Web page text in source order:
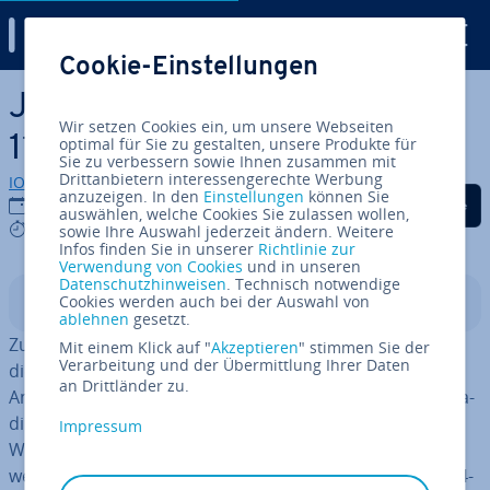
Zum Haupt­in­halt springen
Java in­stal­lie­ren in Windows
11 | Schritt für Schritt
IONOS Redaktion
24.09.2024
4 mins
Auf Facebook teilen
Auf Twitter teilen
Auf LinkedIn
In­halts­ver­zeich­nis
Zu den Vorteilen der Java-Pro­gram­mier­spra­che zählen
die platt­form­über­grei­fen­de Funk­tio­na­li­tät, die sichere
Anwendung sowie prak­ti­sche Funk­tio­nen wie Mul­ti­th­re­a­
ding – auch im neuen Windows 11. Bevor Sie Java in
Windows 11 in­stal­lie­ren, sollten Sie jedoch prüfen,
welche Version Sie benötigen: Java für 32-Bit oder für 64-
Cookie-Einstellungen
Wir setzen Cookies ein, um unsere Webseiten
optimal für Sie zu gestalten, unsere Produkte für
Sie zu verbessern sowie Ihnen zusammen mit
Drittanbietern interessengerechte Werbung
anzuzeigen. In den Einstellungen können Sie
auswählen, welche Cookies Sie zulassen wollen,
sowie Ihre Auswahl jederzeit ändern. Weitere
Infos finden Sie in unserer Richtlinie zur
Verwendung von Cookies und in unseren
Datenschutzhinweisen. Technisch notwendige
Cookies werden auch bei der Auswahl von
ablehnen gesetzt.
Mit einem Klick auf "Akzeptieren" stimmen Sie der
Verarbeitung und der Übermittlung Ihrer Daten
an Drittländer zu.
Impressum